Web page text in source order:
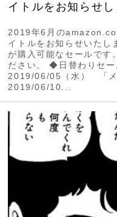
イトルをお知らせし
2019年6月の
イトルをお知らせいたし
が購入可能なセールです
ださい。 ◆日替わりセー
2019/06/05（水） 「
2019/06/10...